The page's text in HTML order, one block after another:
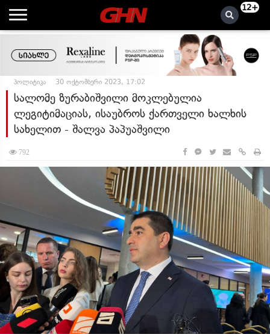
12+
პოლიტიკა 30 ოქტომბერი 2023, 17:02
სალომე ზურაბიშვილი მოკლებულია
ლეგიტიმაციას, ისაუბროს ქართველი ხალხის
სახელით - შალვა პაპუაშვილი
792